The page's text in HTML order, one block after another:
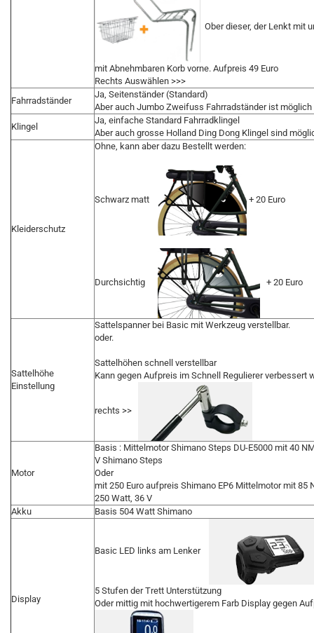
Ober dieser, der Lenkt mit
mit Abnehmbaren Korb vorne. Aufpreis 49 Euro
Rechts Auswählen >>>
Fahrradständer
Ja, Seitenständer (Standard)
Aber auch Jumbo Zweifuss Fahrradständer ist möglich
Klingel
Ja, einfache Standard Fahrradklingel
Aber auch grosse Holland Ding Dong Klingel sind
Kleiderschutz
Ohne, kann aber dazu Bestellt werden:
Schwarz matt + 20 Euro
Durchsichtig + 20 Euro
Sattelhöhe
Einstellung
Sattelspanner bei Basic mit Werkzeug verstellbar.
oder.
Sattelhöhen schnell verstellbar
Kann gegen Aufpreis im Schnell Regulierer verbessert
rechts >>
Motor
Basis : Mittelmotor Shimano Steps DU-E5000 mit 40
V Shimano Steps
Oder
mit 250 Euro aufpreis Shimano EP6 Mittelmotor mit 85
250 Watt, 36 V
Akku
Basis 504 Watt Shimano
Display
Basic LED links am Lenker
5 Stufen der Trett Unterstützung
Oder mittig mit hochwertigerem Farb Display gegen